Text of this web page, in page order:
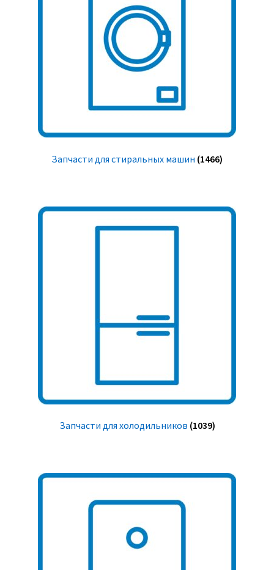
Запчасти для стиральных машин (1466)
Запчасти для холодильников (1039)